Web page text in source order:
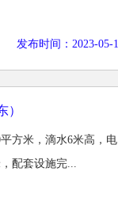
发布时间：2023-05-
）
方米，滴水6米高，电
配套设施完...